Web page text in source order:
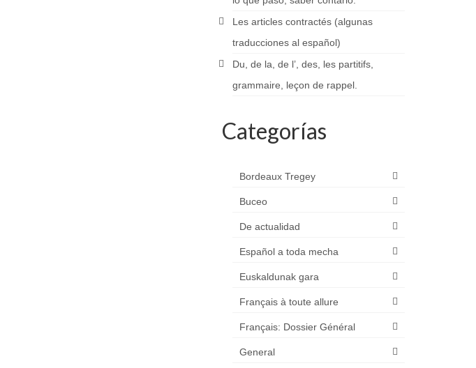
Les articles contractés (algunas
traducciones al español)
Du, de la, de l’, des, les partitifs,
grammaire, leçon de rappel.
Categorías
Bordeaux Tregey
Buceo
De actualidad
Español a toda mecha
Euskaldunak gara
Français à toute allure
Français: Dossier Général
General